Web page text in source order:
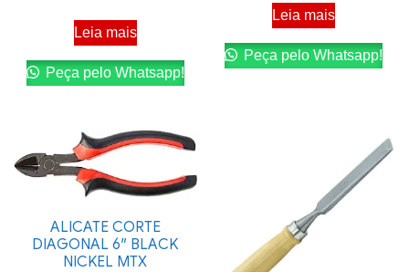
Leia mais
Peça pelo Whatsapp!
Leia mais
Peça pelo Whatsapp!
ALICATE CORTE
DIAGONAL 6″ BLACK
NICKEL MTX